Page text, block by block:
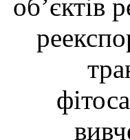
об’єктів